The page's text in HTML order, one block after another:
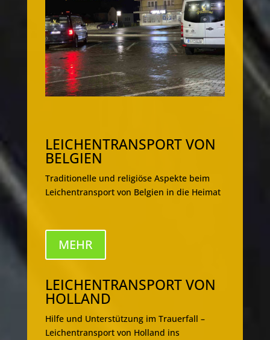
LEICHENTRANSPORT VON
BELGIEN
Traditionelle und religiöse Aspekte beim
Leichentransport von Belgien in die Heimat
MEHR
LEICHENTRANSPORT VON
HOLLAND
Hilfe und Unterstützung im Trauerfall –
Leichentransport von Holland ins